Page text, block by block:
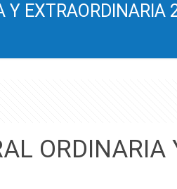
Y EXTRAORDINARIA